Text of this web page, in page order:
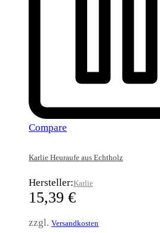
Compare
Karlie Heuraufe aus Echtholz
Hersteller:Karlie
15,39 €
zzgl. Versandkosten